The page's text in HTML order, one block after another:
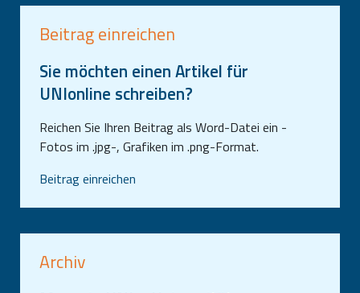
Beitrag einreichen
Sie möchten einen Artikel für
UNIonline schreiben?
Reichen Sie Ihren Beitrag als Word-Datei ein -
Fotos im .jpg-, Grafiken im .png-Format.
Beitrag einreichen
Archiv